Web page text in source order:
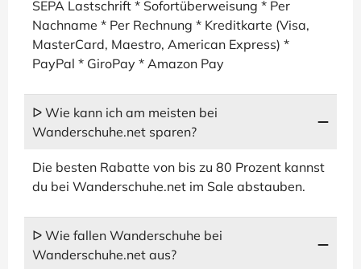
SEPA Lastschrift * Sofortüberweisung * Per
Nachname * Per Rechnung * Kreditkarte (Visa,
MasterCard, Maestro, American Express) *
PayPal * GiroPay * Amazon Pay
ᐅ Wie kann ich am meisten bei
Wanderschuhe.net sparen?
Die besten Rabatte von bis zu 80 Prozent kannst
du bei Wanderschuhe.net im Sale abstauben.
ᐅ Wie fallen Wanderschuhe bei
Wanderschuhe.net aus?